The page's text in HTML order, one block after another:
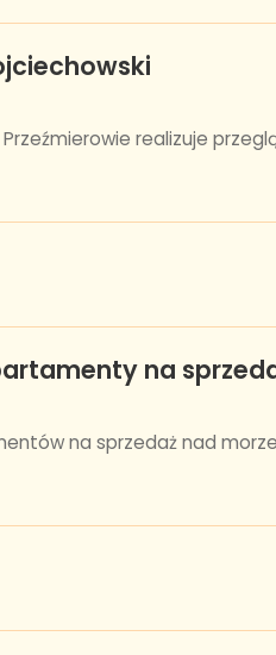
realizuje
na
na sprzedaż nad